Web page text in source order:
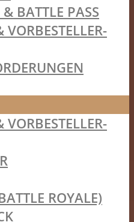
& BATTLE PASS
ROYALE)